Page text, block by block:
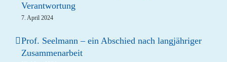
Verantwortung
7. April 2024
Prof. Seelmann – ein Abschied nach langjähriger
Zusammenarbeit